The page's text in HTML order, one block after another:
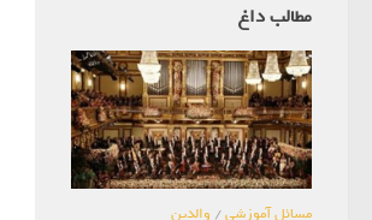
مطالب داغ
مسائل آموزشی/ والدین